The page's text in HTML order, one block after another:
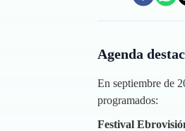
Agenda
En septiembre de
programados:
Festival